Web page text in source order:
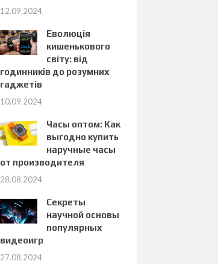
12.09.2024
Еволюція
кишенькового
світу: від
годинників до розумних
гаджетів
10.09.2024
Часы оптом: Как
выгодно купить
наручные часы
от производителя
28.08.2024
Секреты
научной основы
популярных
видеоигр
27.08.2024